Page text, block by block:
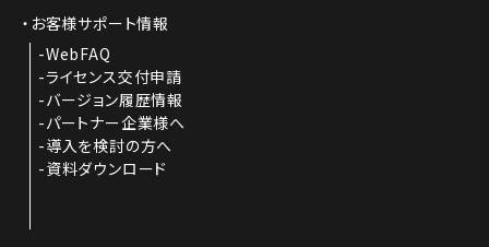
お客様サポート情報
WebFAQ
ライセンス交付申請
バージョン履歴情報
パートナー企業様へ
導入を検討の方へ
資料ダウンロード